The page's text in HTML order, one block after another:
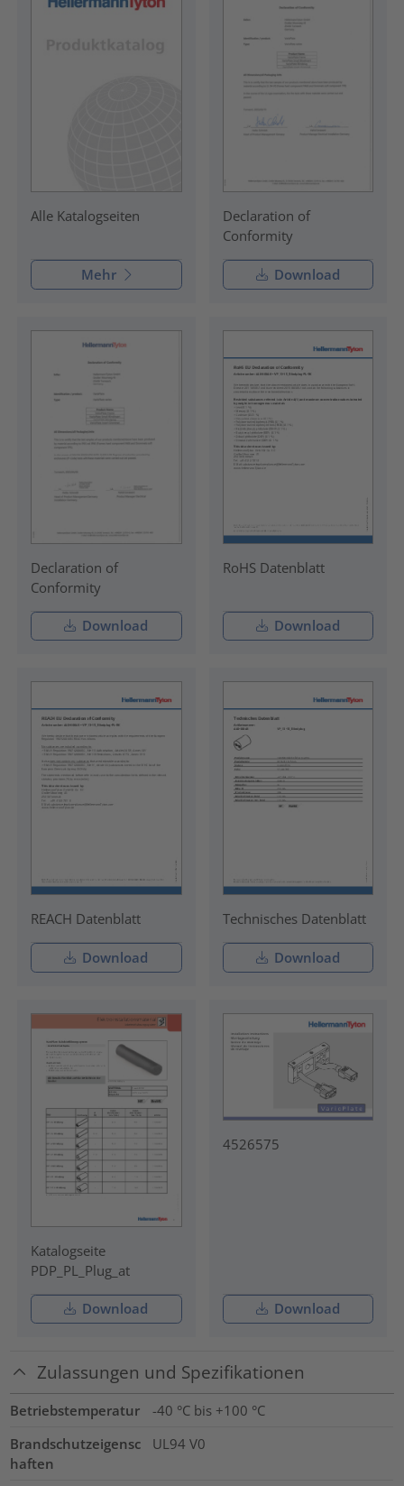
Alle Katalogseiten
Mehr
Declaration of
Conformity
Download
Declaration of
Conformity
Download
RoHS Datenblatt
Download
REACH Datenblatt
Download
Technisches Datenblatt
Download
Katalogseite
PDP_PL_Plug_at
Download
4526575
Download
Zulassungen und Spezifikationen
Betriebstemperatur
-40 °C bis +100 °C
Brandschutzeigensc
haften
UL94 V0